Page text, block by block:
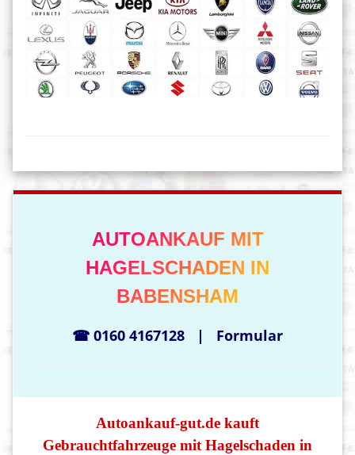
AUTOANKAUF MIT
HAGELSCHADEN IN
BABENSHAM
☎ 0160 4167128 | Formular
Autoankauf-gut.de kauft
Gebrauchtfahrzeuge mit Hagelschaden in